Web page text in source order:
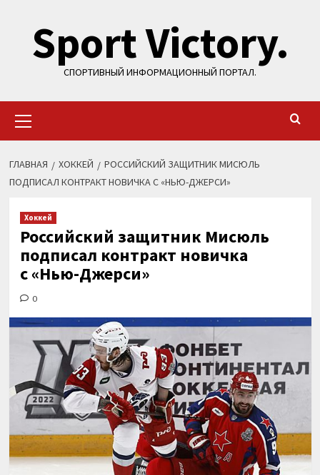
содержимому
Sport Victory.
СПОРТИВНЫЙ ИНФОРМАЦИОННЫЙ ПОРТАЛ.
меню
ГЛАВНАЯ ХОККЕЙ
РОССИЙСКИЙ ЗАЩИТНИК МИСЮЛЬ
ПОДПИСАЛ КОНТРАКТ НОВИЧКА С «НЬЮ-ДЖЕРСИ»
Хоккей
Российский защитник Мисюль
подписал контракт новичка
с «Нью-Джерси»
0